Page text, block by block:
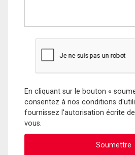
En cliquant sur le bouton «
consentez à nos conditions
fournissez l'autorisation écrite
vous.